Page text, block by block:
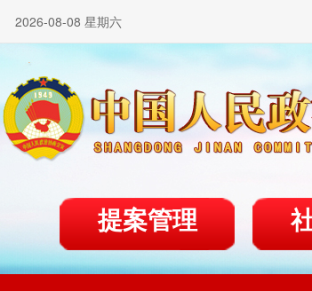
2026-08-08 星期六
提案管理